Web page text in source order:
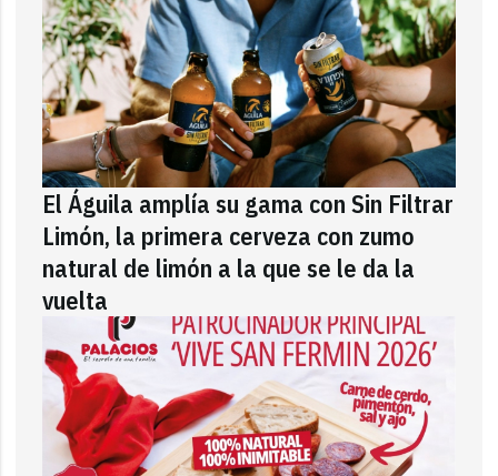
El Águila amplía su gama con Sin Filtrar
Limón, la primera cerveza con zumo
natural de limón a la que se le da la
vuelta